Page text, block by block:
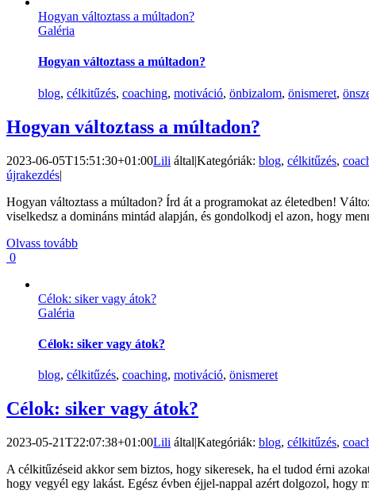
Hogyan változtass a múltadon?
Galéria
Hogyan változtass a múltadon?
blog, célkitűzés, coaching, motiváció, önbizalom, önismeret,
Hogyan változtass a múltadon?
2023-06-05T15:51:30+01:00Lili által|Kategóriák: blog, célkitűzés,
újrakezdés|
Hogyan változtass a múltadon? Írd át a programokat az életedben!
viselkedsz a domináns mintád alapján, és gondolkodj el azon, hogy
Olvass tovább
0
Célok: siker vagy átok?
Galéria
Célok: siker vagy átok?
blog, célkitűzés, coaching, motiváció, önismeret
Célok: siker vagy átok?
2023-05-21T22:07:38+01:00Lili által|Kategóriák: blog, célkitűzés,
A célkitűzéseid akkor sem biztos, hogy sikeresek, ha el tudod érni
hogy vegyél egy lakást. Egész évben éjjel-nappal azért dolgozol, hogy